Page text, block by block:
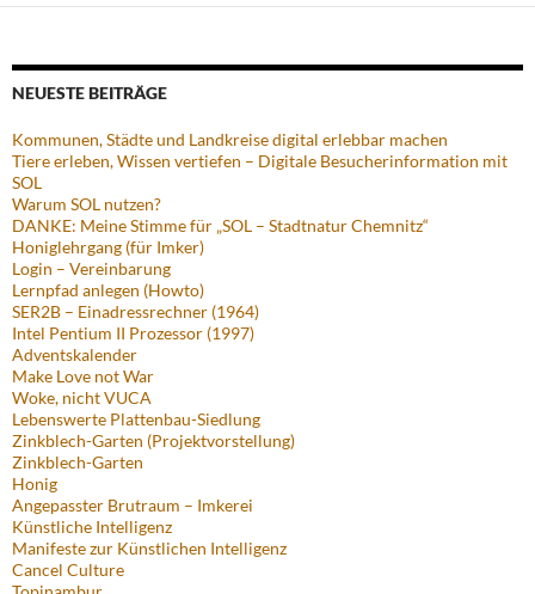
NEUESTE BEITRÄGE
Kommunen, Städte und Landkreise digital erlebbar machen
Tiere erleben, Wissen vertiefen – Digitale Besucherinformation mit
SOL
Warum SOL nutzen?
DANKE: Meine Stimme für „SOL – Stadtnatur Chemnitz“
Honiglehrgang (für Imker)
Login – Vereinbarung
Lernpfad anlegen (Howto)
SER2B – Einadressrechner (1964)
Intel Pentium II Prozessor (1997)
Adventskalender
Make Love not War
Woke, nicht VUCA
Lebenswerte Plattenbau-Siedlung
Zinkblech-Garten (Projektvorstellung)
Zinkblech-Garten
Honig
Angepasster Brutraum – Imkerei
Künstliche Intelligenz
Manifeste zur Künstlichen Intelligenz
Cancel Culture